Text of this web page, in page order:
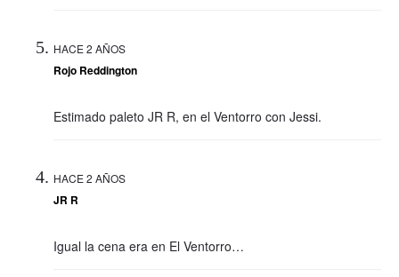
HACE 2 AÑOS
Rojo Reddington
Estimado paleto JR R, en el Ventorro con Jessi.
HACE 2 AÑOS
JR R
Igual la cena era en El Ventorro…